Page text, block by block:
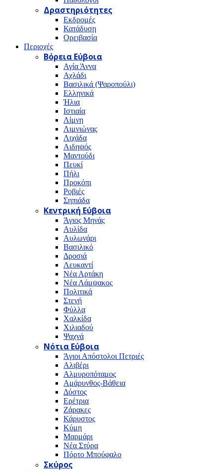
Δραστηριότητες
Εκδρομές
Κατάδυση
Ορειβασία
Περιοχές
Βόρεια Εύβοια
Αγία Άννα
Αχλάδι
Βασιλικά (Ψαροπούλι)
Ελληνικά
Ήλια
Ιστιαία
Λίμνη
Λιμνιώνας
Λιχάδα
Αιδηψός
Μαντούδι
Πευκί
Πήλι
Προκόπι
Ροβιές
Σηπιάδα
Κεντρική Εύβοια
Άγιος Μηνάς
Αυλίδα
Αυλωνάρι
Βασιλικό
Δροσιά
Λευκαντί
Νέα Αρτάκη
Νέα Λάμψακος
Πολιτικά
Στενή
Φύλλα
Χαλκίδα
Χιλιαδού
Ψαχνά
Νότια Εύβοια
Άγιοι Απόστολοι Πετριές
Αλιβέρι
Αλμυροπόταμος
Αμάρυνθος-Βάθεια
Δύστος
Ερέτρια
Ζάρακες
Κάρυστος
Κύμη
Μαρμάρι
Νέα Στύρα
Πόρτο Μπούφαλο
Σκύρος